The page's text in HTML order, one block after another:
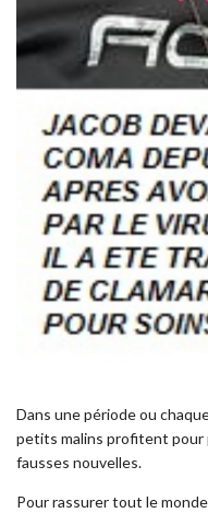
Dans une période ou
petits malins profitent pour
fausses nouvelles.
Pour rassurer tout le